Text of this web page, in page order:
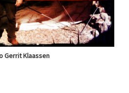
Gerrit Klaassen